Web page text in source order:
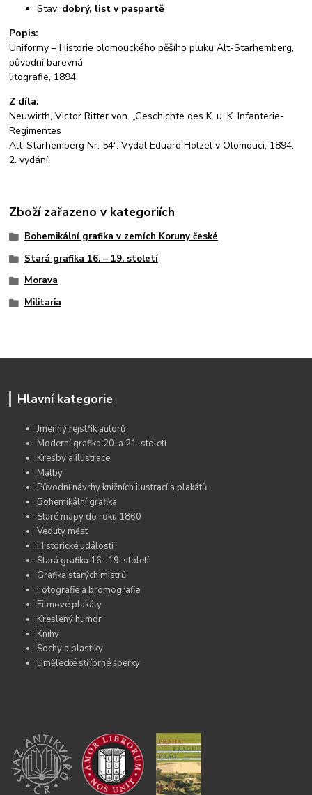
Stav: dobrý, list v paspartě
Popis:
Uniformy – Historie olomouckého pěšího pluku Alt-Starhemberg,
původní barevná
litografie, 1894.
Z díla:
Neuwirth, Victor Ritter von. „Geschichte des K. u. K. Infanterie-
Regimentes
Alt-Starhemberg Nr. 54“. Vydal Eduard Hölzel v Olomouci, 1894.
2. vydání.
Zboží zařazeno v kategoriích
Bohemikální grafika v zemích Koruny české
Stará grafika 16. – 19. století
Morava
Militaria
Hlavní kategorie
Jmenný rejstřík autorů
Moderní grafika 20. a 21. století
Kresby a ilustrace
Malby
Původní návrhy knižních ilustrací a plakátů
Bohemikální grafika
Staré mapy do roku 1860
Veduty měst
Historické události
Stará grafika 16.–19. století
Grafika starých mistrů
Fotografie a bromografie
Filmové plakáty
Kreslený humor
Knihy
Sochy a plastiky
Umělecké stříbrné šperky